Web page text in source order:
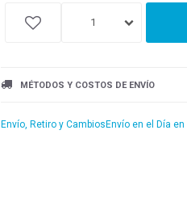
1
MÉTODOS Y COSTOS DE ENVÍO
Envío, Retiro y Cambios Envío en el Día